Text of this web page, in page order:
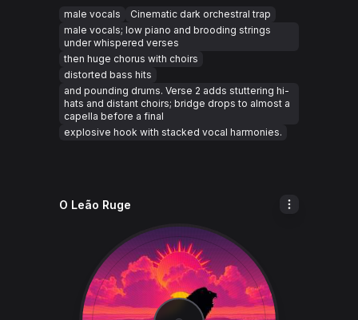
male vocals
Cinematic dark orchestral trap
male vocals; low piano and brooding strings
under whispered verses
then huge chorus with choirs
distorted bass hits
and pounding drums. Verse 2 adds stuttering hi-
hats and distant choirs; bridge drops to almost a
capella before a final
explosive hook with stacked vocal harmonies.
O Leão Ruge